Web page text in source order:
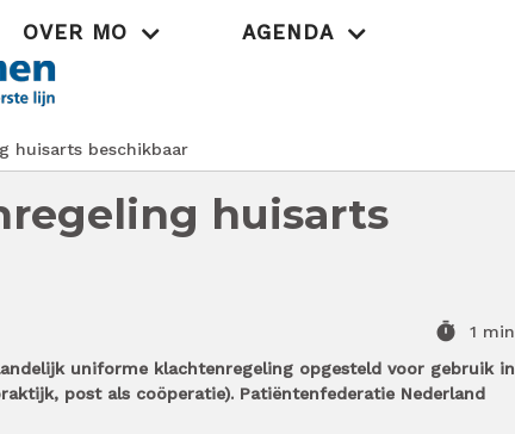
OVER MO AGENDA
huisarts beschikbaar
huisarts
timer
1 min
uniforme klachtenregeling opgesteld voor gebruik in
post als coöperatie). Patiëntenfederatie Nederland